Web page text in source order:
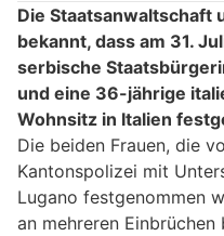
Die Staatsanwaltschaft
bekannt, dass am 31.
serbische
und eine 36-jährige
Wohnsitz in Italien
Die beiden Frauen, die
Kantonspolizei mit
Lugano festgenommen
an mehreren